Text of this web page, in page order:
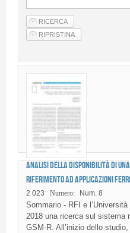
Articoli
Fornitori di prodotti e servizi
Analisi della disponibilità di
riferimento ad applicazioni
2 023 Numero: Num. 8
Sommario - RFI e
2018 una ricerca sul sistema
GSM-R. All’inizio dello